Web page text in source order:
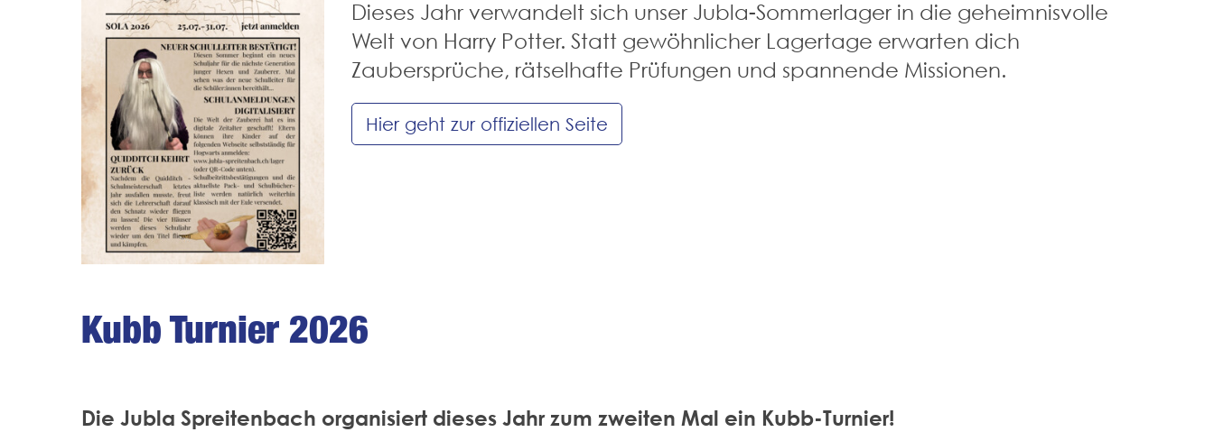
Dieses Jahr verwandelt sich unser Jubla-Sommerlager in die geheimnisvolle
Welt von Harry Potter. Statt gewöhnlicher Lagertage erwarten dich
Zaubersprüche, rätselhafte Prüfungen und spannende Missionen.
Hier geht zur offiziellen Seite
Kubb Turnier 2026
Die Jubla Spreitenbach organisiert dieses Jahr zum zweiten Mal ein Kubb-Turnier!